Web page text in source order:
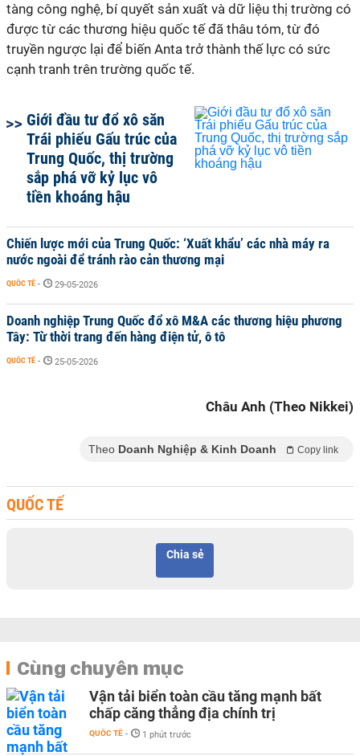
tàng công nghệ, bí quyết sản xuất và dữ liệu thị trường có
được từ các thương hiệu quốc tế đã thâu tóm, từ đó
truyền ngược lại để biến Anta trở thành thế lực có sức
cạnh tranh trên trường quốc tế.
Giới đầu tư đổ xô săn
Trái phiếu Gấu trúc của
Trung Quốc, thị trường
sắp phá vỡ kỷ lục vô
tiền khoáng hậu
Chiến lược mới của Trung Quốc: ‘Xuất khẩu’ các nhà máy ra
nước ngoài để tránh rào cản thương mại
QUỐC TẾ - 29-05-2026
Doanh nghiệp Trung Quốc đổ xô M&A các thương hiệu phương
Tây: Từ thời trang đến hàng điện tử, ô tô
QUỐC TẾ - 25-05-2026
Châu Anh (Theo Nikkei)
Theo Doanh Nghiệp & Kinh Doanh Copy link
QUỐC TẾ
Chia sẻ
Cùng chuyên mục
Vận tải biển toàn cầu tăng mạnh bất
chấp căng thẳng địa chính trị
QUỐC TẾ - 1 phút trước